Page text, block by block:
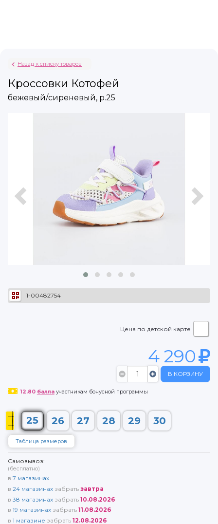
Назад к списку товаров
Кроссовки Котофей
бежевый/сиреневый, р.25
1-00482754
Цена по детской карте
4 290
В КОРЗИНУ
12.80 баллаучастникам бонусной программы
25 26 27 28 29 30
Таблица размеров
Самовывоз:
(бесплатно)
в 7 магазинах
в 24 магазинах забрать завтра
в 38 магазинах забрать 10.08.2026
в 19 магазинах забрать 11.08.2026
в 1 магазине забрать 12.08.2026